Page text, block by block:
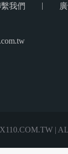
我們 |
|